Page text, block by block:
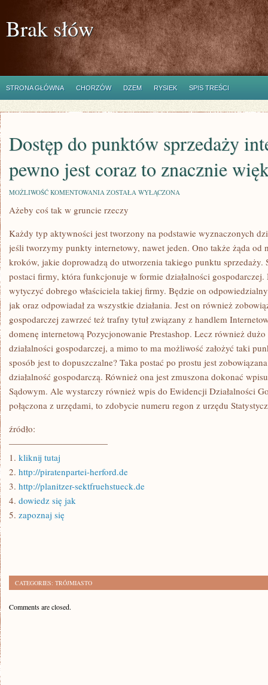
Brak słów
STRONA GŁÓWNA CHORZÓW DZEM RYSIEK SPIS TREŚCI
Dostęp do punktów sprzedaży
pewno jest coraz to znacznie
MOŻLIWOŚĆ KOMENTOWANIA DOSTĘP
PUNKTÓW
SPRZEDAŻY
NA
PEWNO
CORAZ
TO
ZNACZNIE
WIĘKSZY
ZOSTAŁA WYŁĄCZONA
Ażeby coś tak w gruncie rzeczy
Każdy typ aktywności jest tworzony na podstawie wyznaczonych
jeśli tworzymy punkty internetowy, nawet jeden. Ono także żąda od
kroków, jakie doprowadzą do utworzenia takiego punktu sprzedaży.
postaci firmy, która funkcjonuje w formie działalności
wytyczyć dobrego właściciela takiej firmy. Będzie on
jak oraz odpowiadał za wszystkie działania. Jest on również
gospodarczej zawrzeć też trafny tytuł związany z handlem
domenę internetową Pozycjonowanie Prestashop. Lecz również
działalności gospodarczej, a mimo to ma możliwość założyć taki
sposób jest to dopuszczalne? Taka postać po prostu jest
działalność gospodarczą. Również ona jest zmuszona dokonać
Sądowym. Ale wystarczy również wpis do Ewidencji Działalności
połączona z urzędami, to zdobycie numeru regon z urzędu
źródło:
———————————
1. kliknij tutaj
2. http://piratenpartei-herford.de
3. http://planitzer-sektfruehstueck.de
4. dowiedz się jak
5. zapoznaj się
CATEGORIES: TRÓJMIASTO
Comments are closed.